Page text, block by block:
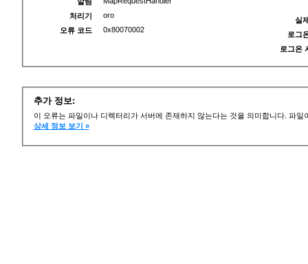
처리기
oro
오류 코드
0x80070002
실
로그
로그온
추가 정보:
이 오류는 파일이나 디렉터리가 서버에 존재하지 않는다는 것을 의미합니다. 파
상세 정보 보기 »